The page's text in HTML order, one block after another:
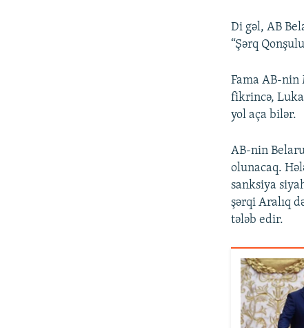
Di gəl, AB
“Şərq
Fama AB-nin
fikrincə,
yol aça bilər.
AB-nin
olunacaq.
sanksiya
şərqi Aralıq
tələb edir.